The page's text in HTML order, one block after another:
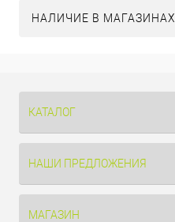
НАЛИЧИЕ В МАГАЗИНАХ
КАТАЛОГ
НАШИ ПРЕДЛОЖЕНИЯ
МАГАЗИН